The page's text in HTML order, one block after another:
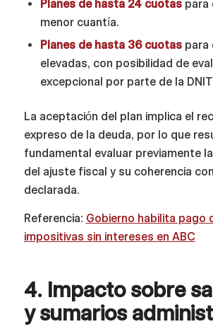
Planes de hasta 24 cuotaspara
menor cuantía.
Planes de hasta 36 cuotaspara
elevadas, con posibilidad de
excepcional por parte de la
La aceptación del plan implica el
expreso de la deuda, por lo que
fundamental evaluar previamente
del ajuste fiscal y su coherencia
declarada.
Referencia: Gobierno habilita pago
impositivas sin intereses en ABC
4. Impacto sobre
y sumarios